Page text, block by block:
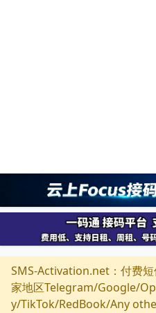
SMS-Activation.net：付费
家地区Telegram/Google/
y/TikTok/RedBook/Any